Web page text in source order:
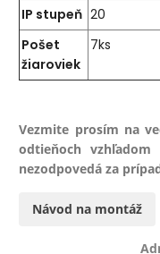
IP stupeň 20
Pošet
žiaroviek
7ks
Vezmite prosím na
odtieňoch
nezodpovedá za
Návod na montáž